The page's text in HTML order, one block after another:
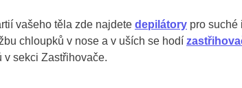
vašeho těla zde najdete depilátory pro suché
chloupků v nose a v uších se hodí
v sekci Zastřihovače.